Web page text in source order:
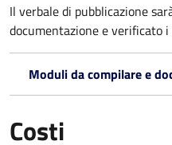
Il verbale di pubblicazione
documentazione e verificato
Moduli da compilare e
Costi